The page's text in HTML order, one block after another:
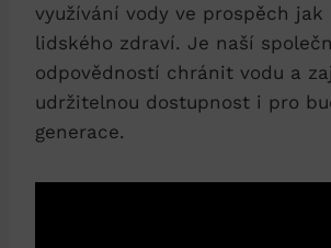
využívání vody ve prospěch
lidského zdraví. Je naší
odpovědností chránit vodu a
udržitelnou dostupnost i pro
generace.